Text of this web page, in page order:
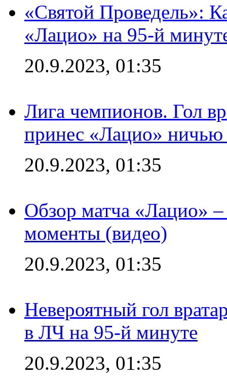
«Святой Проведель»:
«Лацио» на 95-й
20.9.2023, 01:35
Лига чемпионов. Гол
принес «Лацио» ничью
20.9.2023, 01:35
Обзор матча «Лацио»
моменты (видео)
20.9.2023, 01:35
Невероятный гол
в ЛЧ на 95-й минуте
20.9.2023, 01:35